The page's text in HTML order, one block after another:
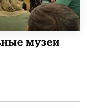
музеи